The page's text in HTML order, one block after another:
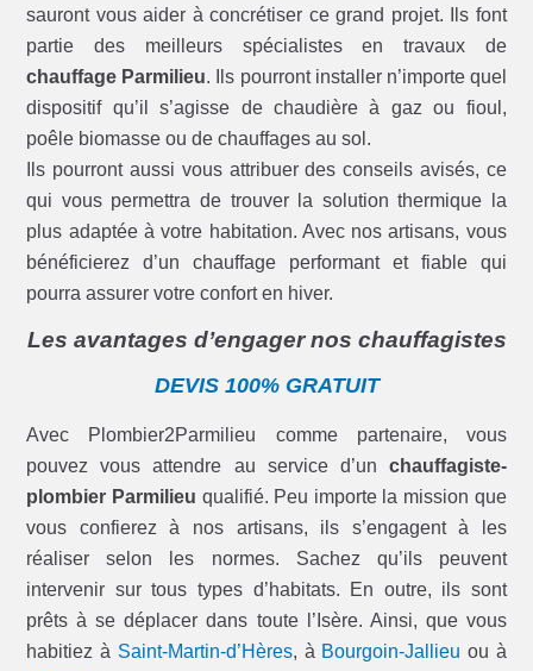
sauront vous aider à concrétiser ce grand projet. Ils font
partie des meilleurs spécialistes en travaux de
chauffage Parmilieu. Ils pourront installer n’importe quel
dispositif qu’il s’agisse de chaudière à gaz ou fioul,
poêle biomasse ou de chauffages au sol.
Ils pourront aussi vous attribuer des conseils avisés, ce
qui vous permettra de trouver la solution thermique la
plus adaptée à votre habitation. Avec nos artisans, vous
bénéficierez d’un chauffage performant et fiable qui
pourra assurer votre confort en hiver.
Les avantages d’engager nos chauffagistes
DEVIS 100% GRATUIT
Avec Plombier2Parmilieu comme partenaire, vous
pouvez vous attendre au service d’un chauffagiste-
plombier Parmilieu qualifié. Peu importe la mission que
vous confierez à nos artisans, ils s’engagent à les
réaliser selon les normes. Sachez qu’ils peuvent
intervenir sur tous types d’habitats. En outre, ils sont
prêts à se déplacer dans toute l’Isère. Ainsi, que vous
habitiez à Saint-Martin-d’Hères, à Bourgoin-Jallieu ou à